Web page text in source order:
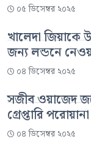
০৫ ডিসেম্বর ২০২৫
খালেদা জিয়াকে
জন্য লন্ডনে
০৪ ডিসেম্বর ২০২৫
সজীব ওয়াজেদ
গ্রেপ্তারি পরোয়ানা
০৪ ডিসেম্বর ২০২৫